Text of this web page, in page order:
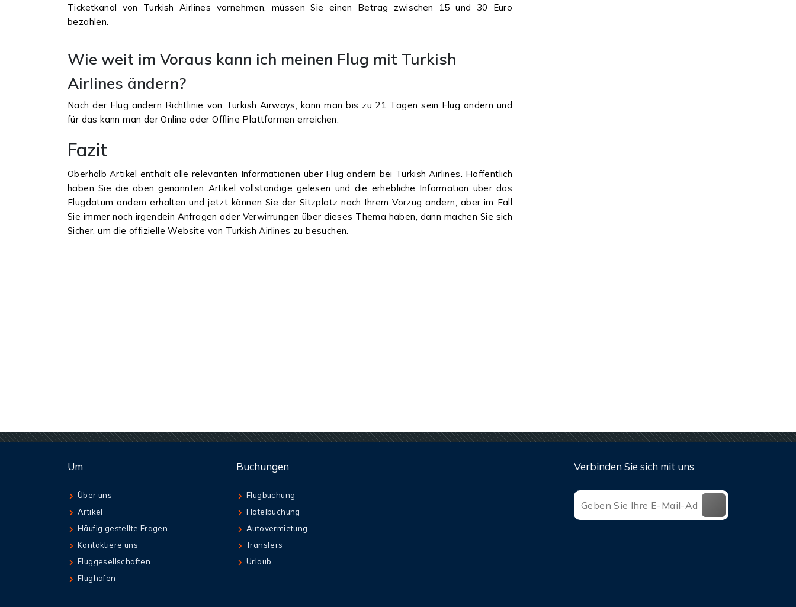
Ticketkanal von Turkish Airlines vornehmen, müssen Sie einen Betrag zwischen 15 und 30 Euro
bezahlen.
Wie weit im Voraus kann ich meinen Flug mit Turkish
Airlines ändern?
Nach der Flug andern Richtlinie von Turkish Airways, kann man bis zu 21 Tagen sein Flug andern und
für das kann man der Online oder Offline Plattformen erreichen.
Fazit
Oberhalb Artikel enthält alle relevanten Informationen über Flug andern bei Turkish Airlines. Hoffentlich
haben Sie die oben genannten Artikel vollständige gelesen und die erhebliche Information über das
Flugdatum andern erhalten und jetzt können Sie der Sitzplatz nach Ihrem Vorzug andern, aber im Fall
Sie immer noch irgendein Anfragen oder Verwirrungen über dieses Thema haben, dann machen Sie sich
Sicher, um die offizielle Website von Turkish Airlines zu besuchen.
Um
Über uns
Artikel
Häufig gestellte Fragen
Kontaktiere uns
Fluggesellschaften
Flughafen
Buchungen
Flugbuchung
Hotelbuchung
Autovermietung
Transfers
Urlaub
Verbinden Sie sich mit uns